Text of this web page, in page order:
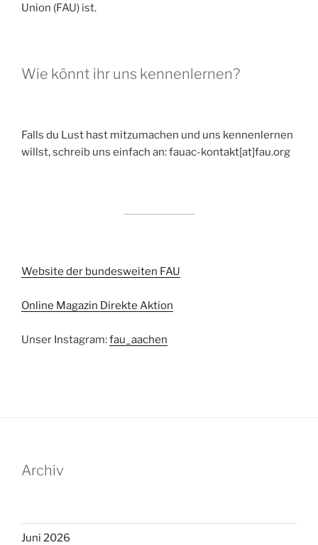
Union (FAU) ist.
Wie könnt ihr uns kennenlernen?
Falls du Lust hast mitzumachen und uns kennenlernen
willst, schreib uns einfach an: fauac-kontakt[at]fau.org
Website der bundesweiten FAU
Online Magazin Direkte Aktion
Unser Instagram:fau_aachen
Archiv
Juni 2026